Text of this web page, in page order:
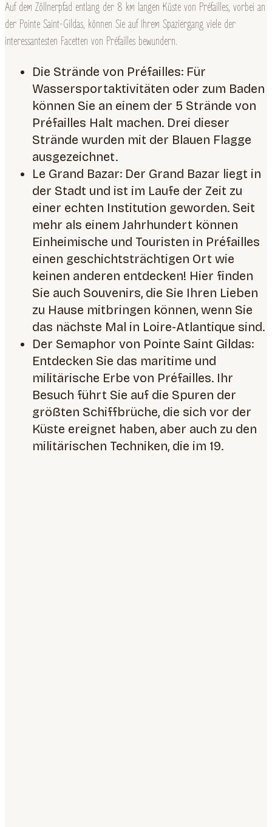
Auf dem Zöllnerpfad entlang der 8 km langen Küste von Préfailles, vorbei an
der Pointe Saint-Gildas, können Sie auf Ihrem Spaziergang viele der
interessantesten Facetten von Préfailles bewundern.
Die Strände von Préfailles: Für
Wassersportaktivitäten oder zum Baden
können Sie an einem der 5 Strände von
Préfailles Halt machen. Drei dieser
Strände wurden mit der Blauen Flagge
ausgezeichnet.
Le Grand Bazar: Der Grand Bazar liegt in
der Stadt und ist im Laufe der Zeit zu
einer echten Institution geworden. Seit
mehr als einem Jahrhundert können
Einheimische und Touristen in Préfailles
einen geschichtsträchtigen Ort wie
keinen anderen entdecken! Hier finden
Sie auch Souvenirs, die Sie Ihren Lieben
zu Hause mitbringen können, wenn Sie
das nächste Mal in Loire-Atlantique sind.
Der Semaphor von Pointe Saint Gildas:
Entdecken Sie das maritime und
militärische Erbe von Préfailles. Ihr
Besuch führt Sie auf die Spuren der
größten Schiffbrüche, die sich vor der
Küste ereignet haben, aber auch zu den
militärischen Techniken, die im 19.